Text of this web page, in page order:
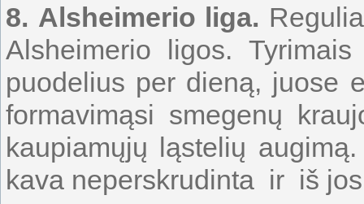
8. Alsheimerio liga.
Alsheimerio ligos.
puodelius per dieną, juose
formavimąsi smegenų
kaupiamųjų ląstelių
kava neperskrudinta ir iš